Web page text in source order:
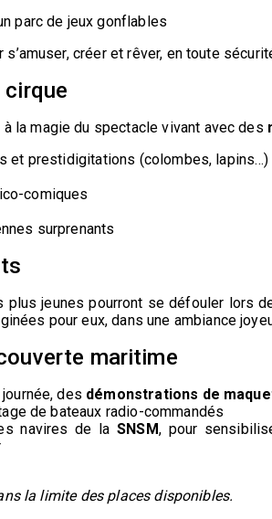
parc de jeux gonflables
créer et rêver, en toute
à la magie du spectacle vivant avec des
et prestidigitations (colombes, lapins…)
comiques
surprenants
plus jeunes pourront se défouler lors
pour eux, dans une ambiance
maritime
des démonstrations de
de bateaux radio-commandés
navires de laSNSM, pour
la limite des places disponibles.